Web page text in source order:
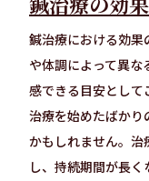
鍼治療における効果
や体調によって異
感できる目安として
治療を始めたばかり
かもしれません。治
し、持続期間が長